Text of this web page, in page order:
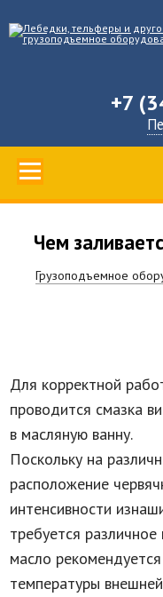
+7
Чем
Грузоподъемное
Для корректной
проводится смазка
в масляную ванну.
Поскольку на
расположение
интенсивности
требуется
масло
температуры